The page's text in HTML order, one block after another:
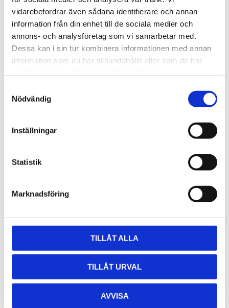
vidarebefordrar även sådana identifierare och annan
information från din enhet till de sociala medier och
annons- och analysföretag som vi samarbetar med.
Dessa kan i sin tur kombinera informationen med annan
information som du har tillhandahållit eller som de har
Nödvändig
Inställningar
Statistik
Marknadsföring
TILLÅT ALLA
TILLÅT URVAL
AVVISA
Lättmonterad
lasthållarfot för Thule Evo-
takräcken, för fordon med
integrerad reling.
1 795 kr
1 975 kr
720600
Lättmonterad
lasthållarfot för Thule
Edge-takräcken, för
fordon med integrerad
reling.
2 525kr
2 635kr